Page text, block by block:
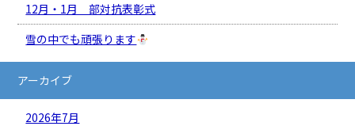
12月・1月 部対抗表彰式
雪の中でも頑張ります
アーカイブ
2026年7月